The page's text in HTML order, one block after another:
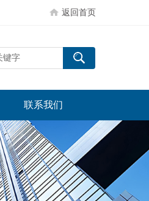
返回首页
联系我们